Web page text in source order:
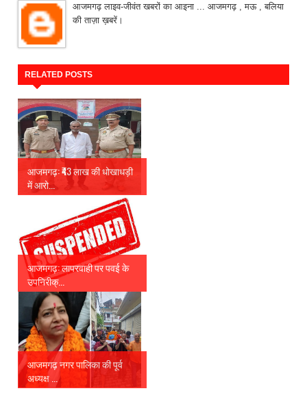
आजमगढ़ लाइव-जीवंत खबरों का आइना ... आजमगढ़ , मऊ , बलिया
की ताज़ा ख़बरें।
RELATED POSTS
आजमगढ़: ₹43 लाख की धोखाधड़ी
में आरो...
आजमगढ़: लापरवाही पर पवई के
उपनिरीक्...
आजमगढ़ नगर पालिका की पूर्व
अध्यक्ष ...